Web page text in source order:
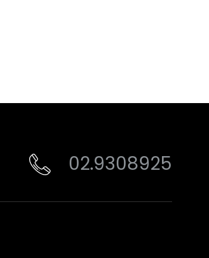
02.9308925